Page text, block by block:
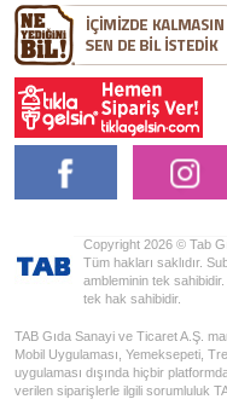
Copyright 2026 © Tab
Tüm hakları saklıdır.
ambleminin tek
tek hak sahibidir.
TAB Gıda Sanayi ve Ticaret A.Ş.
Mobil Uygulaması, Yemeksepeti,
uygulaması dışında hiçbir
verilen siparişlerle ilgili sorumluluk